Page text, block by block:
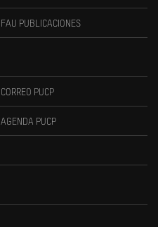
FAU PUBLICACIONES
CORREO PUCP
AGENDA PUCP